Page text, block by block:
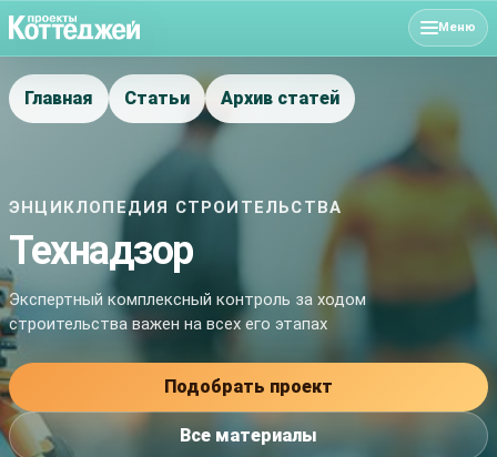
Меню
Главная Статьи Архив статей
ЭНЦИКЛОПЕДИЯ СТРОИТЕЛЬСТВА
Технадзор
Экспертный комплексный контроль за ходом
строительства важен на всех его этапах
Подобрать проект
Все материалы